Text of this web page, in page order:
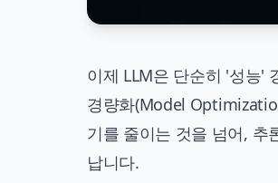
이제 LLM은 단순히 '성능'
경량화(Model
기를 줄이는 것을 넘어, 추
납니다.